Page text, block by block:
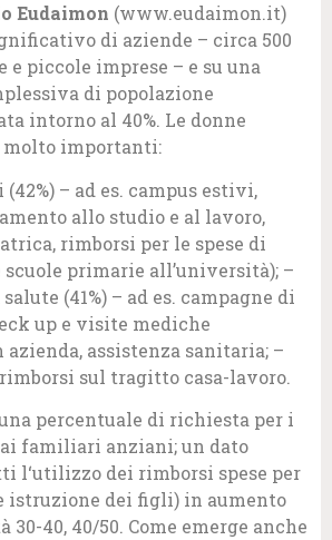
Eudaimon (www.eudaimon.it)
di aziende – circa 500
e piccole imprese – e su una
di popolazione
intorno al 40%. Le donne
importanti:
– ad es. campus estivi,
allo studio e al lavoro,
rimborsi per le spese di
primarie all’università); –
(41%) – ad es. campagne di
up e visite mediche
assistenza sanitaria; –
sul tragitto casa-lavoro.
percentuale di richiesta per i
familiari anziani; un dato
l‘utilizzo dei rimborsi spese per
istruzione dei figli) in aumento
30-40, 40/50. Come emerge anche